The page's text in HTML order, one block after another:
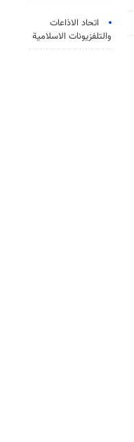
اتحاد الاذاعات
والتلفزيونات الاسلامية